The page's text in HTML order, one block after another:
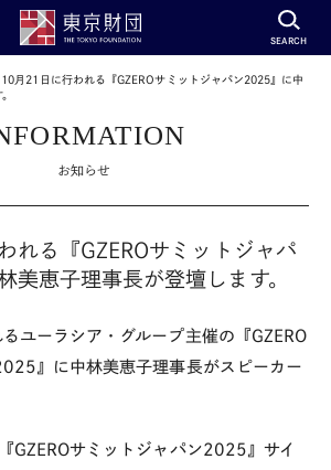
SEARCH
10月21日に行われる『GZEROサミットジャパン2025』に中
お知らせ
れる『GZEROサミットジャパ
美恵子理事長が登壇します。
ユーラシア・グループ主催の『GZERO
』に中林美恵子理事長がスピーカー
GZEROサミットジャパン2025』サイ